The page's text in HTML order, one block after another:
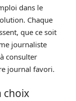
dans le
Chaque
que ce soit
journaliste
consulter
journal favori.
choix